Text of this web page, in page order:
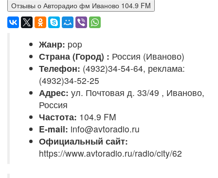
Отзывы о Авторадио фм Иваново 104.9 FM
Жанр: pop
Страна (Город) : Россия (Иваново)
Телефон: (4932)34-54-64, реклама:
(4932)34-52-25
Адрес: ул. Почтовая д. 33/49 , Иваново,
Россия
Частота: 104.9 FM
E-mail: info@avtoradio.ru
Официальный сайт:
https://www.avtoradio.ru/radio/city/62